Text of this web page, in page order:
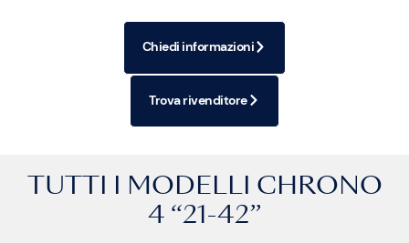
Chiedi informazioni
Trova rivenditore
TUTTI I MODELLI CHRONO
4 “21-42”